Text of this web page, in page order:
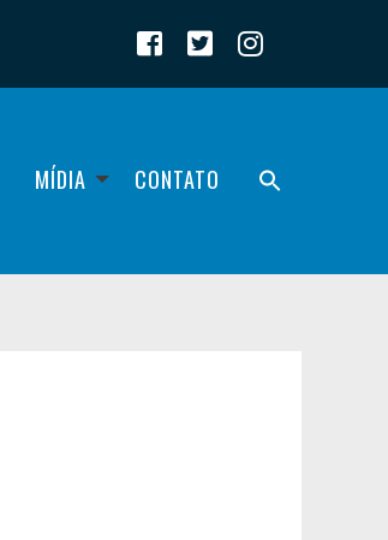
MÍDIA CONTATO